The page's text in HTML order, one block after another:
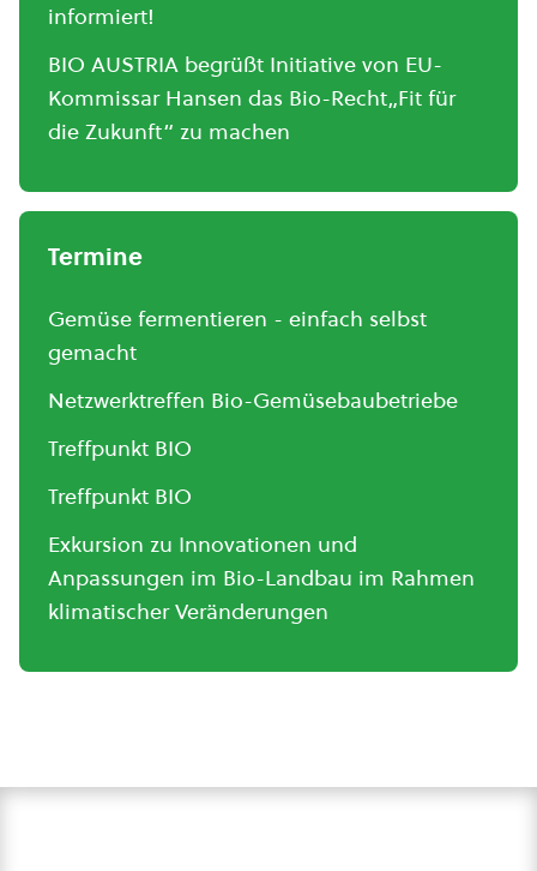
informiert!
BIO AUSTRIA begrüßt Initiative von EU-
Kommissar Hansen das Bio-Recht„Fit für
die Zukunft“ zu machen
Termine
Gemüse fermentieren - einfach selbst
gemacht
Netzwerktreffen Bio-Gemüsebaubetriebe
Treffpunkt BIO
Treffpunkt BIO
Exkursion zu Innovationen und
Anpassungen im Bio-Landbau im Rahmen
klimatischer Veränderungen